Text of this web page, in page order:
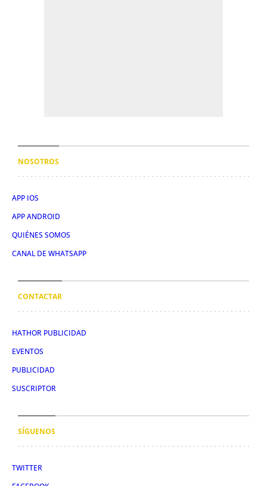
NOSOTROS
APP IOS
APP ANDROID
QUIÉNES SOMOS
CANAL DE WHATSAPP
CONTACTAR
HATHOR PUBLICIDAD
EVENTOS
PUBLICIDAD
SUSCRIPTOR
SÍGUENOS
TWITTER